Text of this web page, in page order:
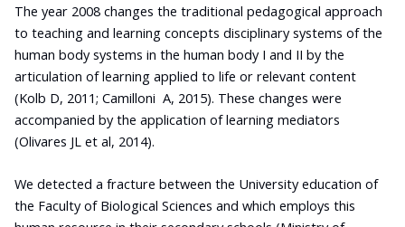
The year 2008 changes the traditional pedagogical approach
to teaching and learning concepts disciplinary systems of the
human body systems in the human body I and II by the
articulation of learning applied to life or relevant content
(Kolb D, 2011; Camilloni A, 2015). These changes were
accompanied by the application of learning mediators
(Olivares JL et al, 2014).
We detected a fracture between the University education of
the Faculty of Biological Sciences and which employs this